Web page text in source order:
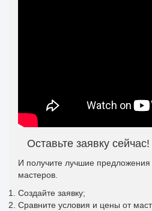
Оставьте заявку сейчас!
И получите лучшие
мастеров.
Создайте заявку;
Сравните условия и цены от